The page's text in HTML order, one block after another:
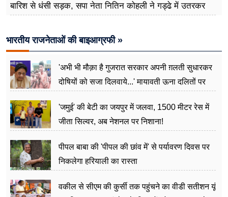
बारिश से धंसी सड़क, सपा नेता नितिन कोहली ने गड्ढे में उतरकर
भारतीय राजनेताओं की बाइआग्रफी »
'अभी भी मौक़ा है गुजरात सरकार अपनी ग़लती सुधारकर
दोषियों को सजा दिलवाये...' मायावती ऊना दलितों पर
'जमुई' की बेटी का जयपुर में जलवा, 1500 मीटर रेस में
जीता सिल्वर, अब नेशनल पर निशाना!
पीपल बाबा की 'पीपल की छांव में' से पर्यावरण दिवस पर
निकलेगा हरियाली का रास्ता
वकील से सीएम की कुर्सी तक पहुंचने का वीडी सतीशन यूं